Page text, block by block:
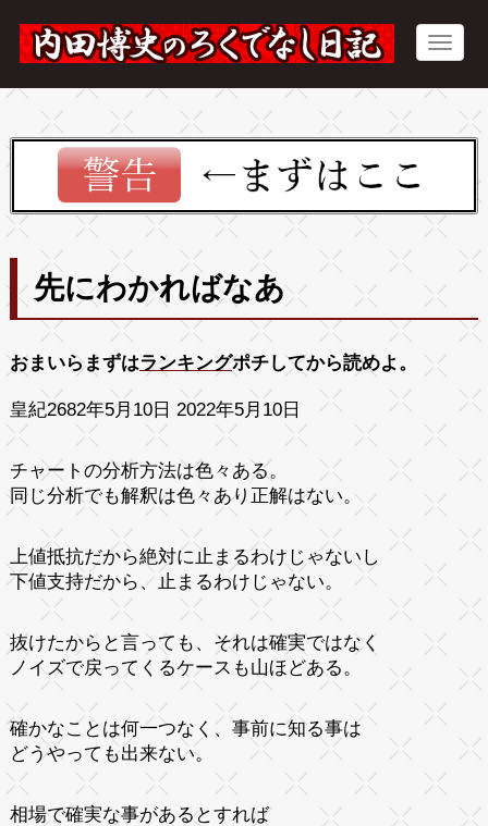
先にわかればなあ
おまいらまずはランキングポチしてから読めよ。
皇紀2682年5月10日 2022年5月10日
チャートの分析方法は色々ある。
同じ分析でも解釈は色々あり正解はない。
上値抵抗だから絶対に止まるわけじゃないし
下値支持だから、止まるわけじゃない。
抜けたからと言っても、それは確実ではなく
ノイズで戻ってくるケースも山ほどある。
確かなことは何一つなく、事前に知る事は
どうやっても出来ない。
相場で確実な事があるとすれば